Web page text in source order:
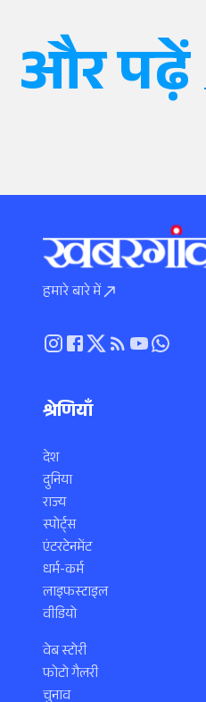
और पढ़ें
हमारे बारे में
श्रेणियाँ
देश
दुनिया
राज्य
स्पोर्ट्स
एंटरटेनमेंट
धर्म-कर्म
लाइफस्टाइल
वीडियो
वेब स्टोरी
फोटो गैलरी
चुनाव